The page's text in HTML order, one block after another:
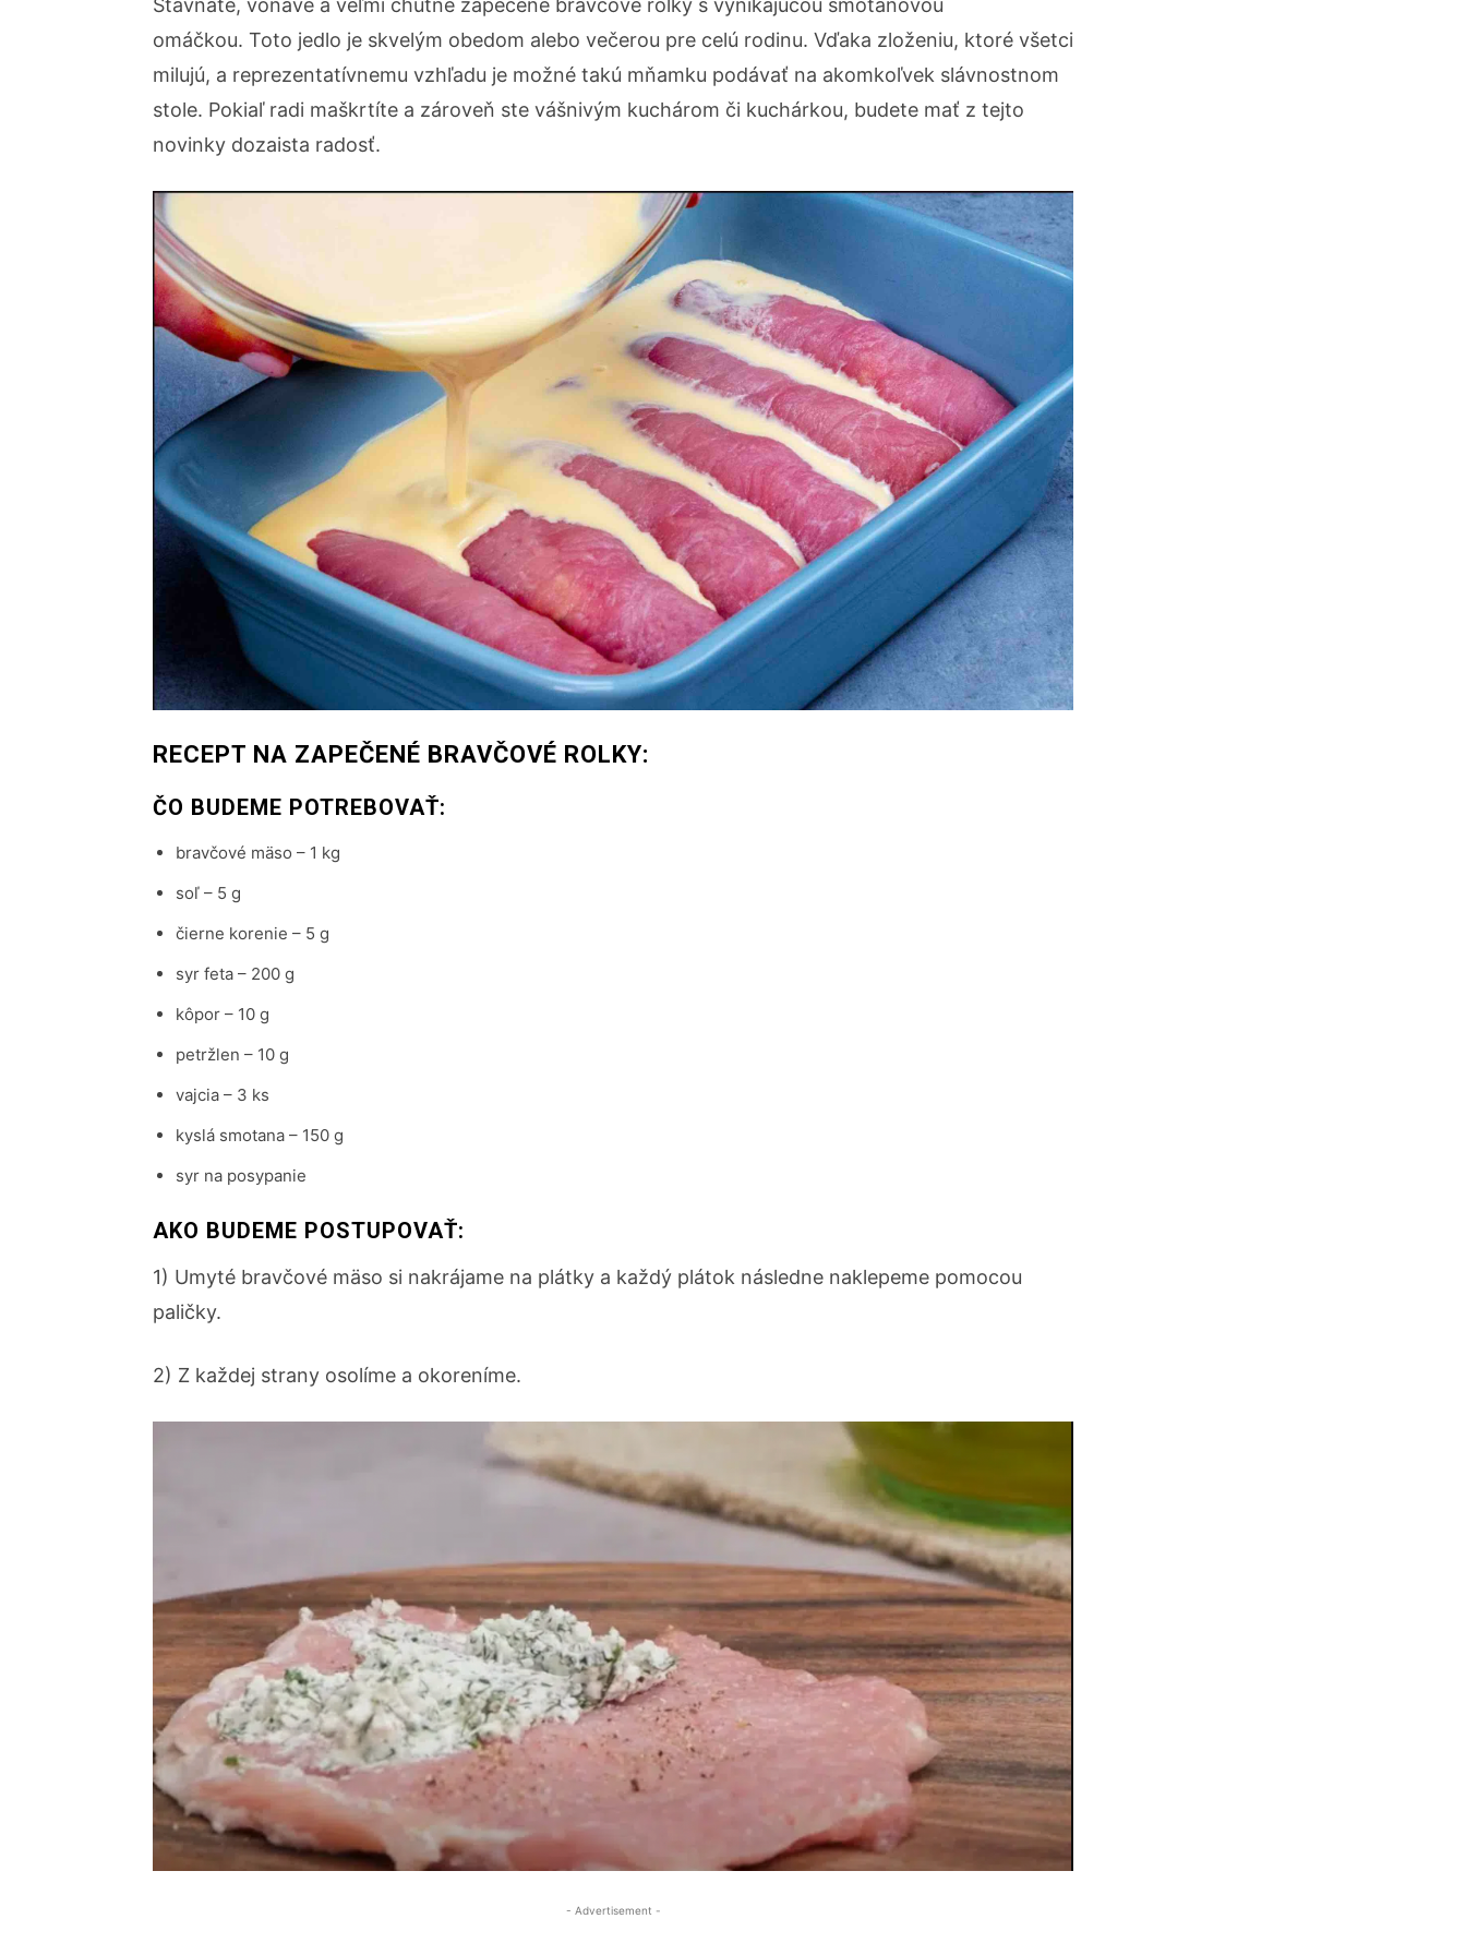
Šťavnaté, voňavé a veľmi chutné zapečené bravčové rolky s vynikajúcou smotanovou
omáčkou. Toto jedlo je skvelým obedom alebo večerou pre celú rodinu. Vďaka zloženiu, ktoré všetci
milujú, a reprezentatívnemu vzhľadu je možné takú mňamku podávať na akomkoľvek slávnostnom
stole. Pokiaľ radi maškrtíte a zároveň ste vášnivým kuchárom či kuchárkou, budete mať z tejto
novinky dozaista radosť.
RECEPT NA ZAPEČENÉ BRAVČOVÉ ROLKY:
ČO BUDEME POTREBOVAŤ:
bravčové mäso – 1 kg
soľ – 5 g
čierne korenie – 5 g
syr feta – 200 g
kôpor – 10 g
petržlen – 10 g
vajcia – 3 ks
kyslá smotana – 150 g
syr na posypanie
AKO BUDEME POSTUPOVAŤ:
1) Umyté bravčové mäso si nakrájame na plátky a každý plátok následne naklepeme pomocou
paličky.
2) Z každej strany osolíme a okoreníme.
- Advertisement -